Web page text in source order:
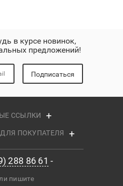
в курсе новинок,
предложений!
Подписаться
ССЫЛКИ
ПОКУПАТЕЛЯ
288 86 61
пишите